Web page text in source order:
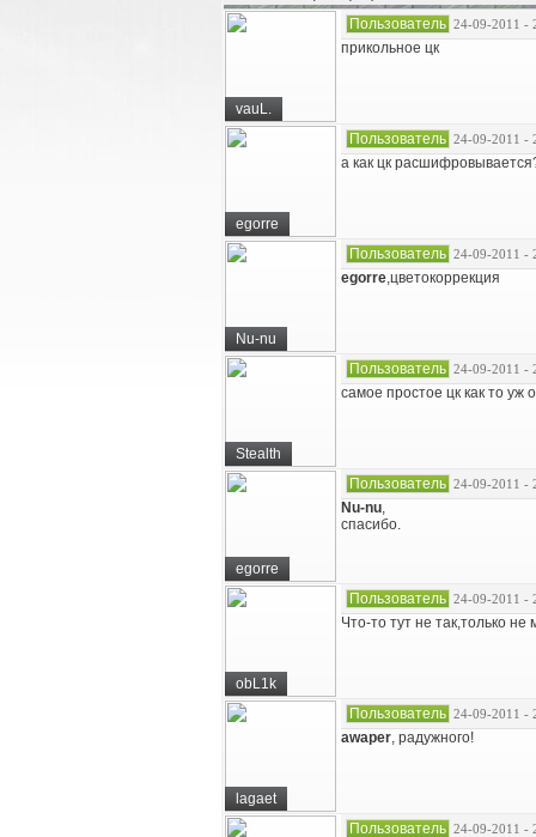
vauL.
Пользователь 24-09-2011 -
прикольное цк
egorre
Пользователь 24-09-2011 -
а как цк
Nu-nu
Пользователь 24-09-2011 -
egorre,цветокоррекция
Stealth
Пользователь 24-09-2011 -
самое простое цк как то
egorre
Пользователь 24-09-2011 -
Nu-nu,
спасибо.
obL1k
Пользователь 24-09-2011 -
Что-то тут не так,только не
lagaet
Пользователь 24-09-2011 -
awaper, радужного!
Пользователь 24-09-2011 -